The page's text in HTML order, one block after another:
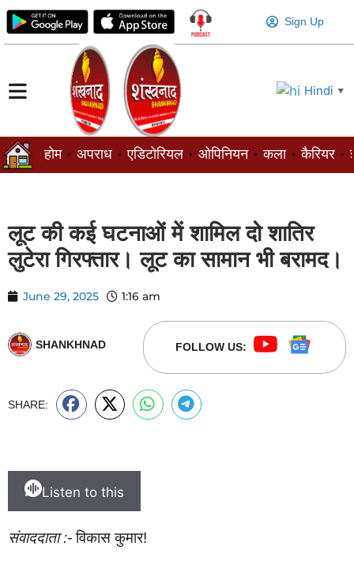
Sign Up
Hindi ▼
होम अपराध एडिटोरियल ओपिनियन कला कैरियर
लूट की कई घटनाओं में शामिल दो शातिर
लुटेरा गिरफ्तार। लूट का सामान भी बरामद।
June 29, 2025 1:16 am
SHANKHNAD FOLLOW US:
SHARE:
Listen to this
संवाददाता :-विकास कुमार!